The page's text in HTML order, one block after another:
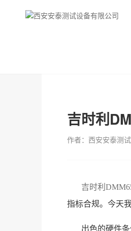
吉时利
作者：西安安泰测试
吉时利
指标合规。今天
出色的硬件